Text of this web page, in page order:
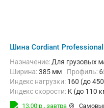
Шина Cordiant
Назначение: Для грузовых
Ширина:385 мм Профиль:
Индекс нагрузки: 160 (до
Индекс скорости: K (до 110
13,00 р., завтра